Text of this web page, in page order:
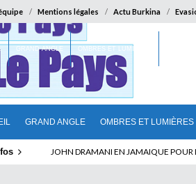
Mentions légales Actu Burkina
GRAND ANGLE OMBRES ET LUMIÈRES
GRAND ANGLE OMBRES ET LUMIÈRES
JOHN DRAMANI EN JAMAIQUE POUR